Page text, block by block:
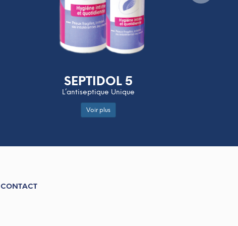
SEPTIDOL 5
L’antiseptique Unique
Voir plus
CONTACT